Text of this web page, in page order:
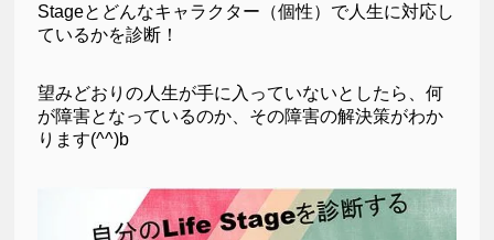
Stageとどんなキャラクター（個性）で人生に対応し
ているかを診断！
望みどおりの人生が手に入っていないとしたら、何
が障害となっているのか、その障害の解決策がわか
ります(^^)b